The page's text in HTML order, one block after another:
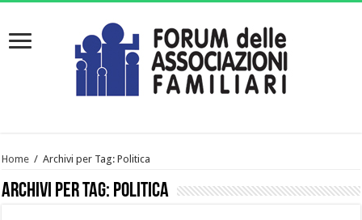
Home / Archivi per Tag: Politica
Archivi per Tag: Politica